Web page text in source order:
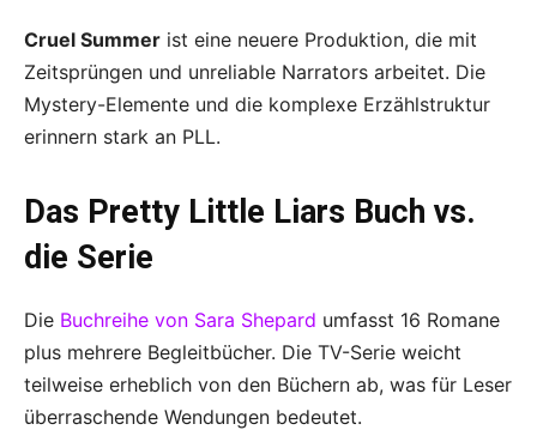
Cruel Summer ist eine neuere Produktion, die mit
Zeitsprüngen und unreliable Narrators arbeitet. Die
Mystery-Elemente und die komplexe Erzählstruktur
erinnern stark an PLL.
Das Pretty Little Liars Buch vs.
die Serie
Die Buchreihe von Sara Shepard umfasst 16 Romane
plus mehrere Begleitbücher. Die TV-Serie weicht
teilweise erheblich von den Büchern ab, was für Leser
überraschende Wendungen bedeutet.